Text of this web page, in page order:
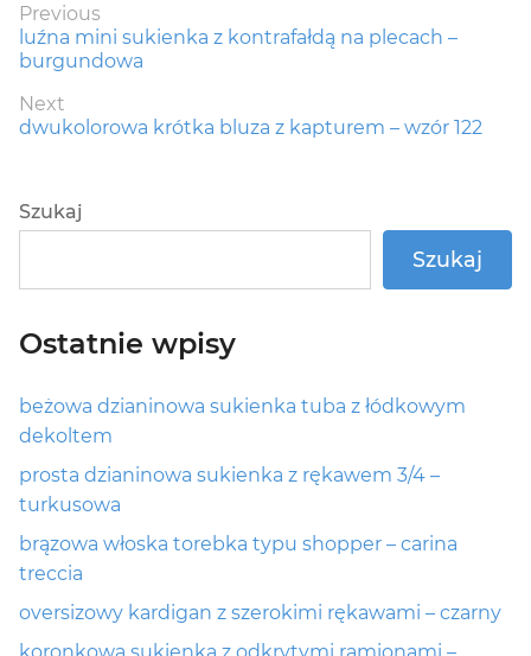
Nawigacja
wpisu
Previous
Previous
post:
luźna mini sukienka z kontrafałdą na plecach –
burgundowa
Next
Next
dwukolorowa krótka bluza z kapturem – wzór 122
Szukaj
Szukaj
Ostatnie wpisy
beżowa dzianinowa sukienka tuba z łódkowym
dekoltem
prosta dzianinowa sukienka z rękawem 3/4 –
turkusowa
brązowa włoska torebka typu shopper – carina
treccia
oversizowy kardigan z szerokimi rękawami – czarny